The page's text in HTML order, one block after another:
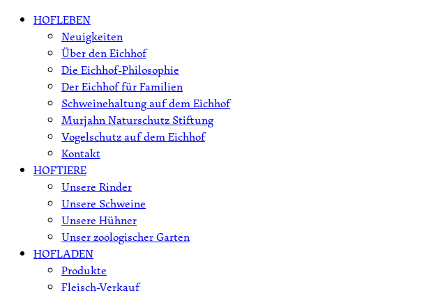
Skip HOFLEBEN
Neuigkeiten
Über den Eichhof
Die Eichhof-Philosophie
Der Eichhof für Familien
Schweinehaltung auf dem Eichhof
Murjahn Naturschutz Stiftung
Vogelschutz auf dem Eichhof
Kontakt
HOFTIERE
Unsere Rinder
Unsere Schweine
Unsere Hühner
Unser zoologischer Garten
HOFLADEN
Produkte
Fleisch-Verkauf